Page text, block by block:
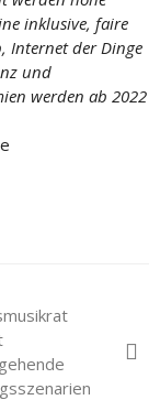
inklusive, faire
Internet der Dinge
und
werden ab 2022